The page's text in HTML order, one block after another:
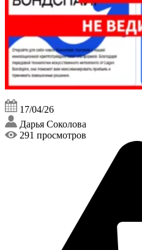
17/04/26
Дарья Соколова
291 просмотров